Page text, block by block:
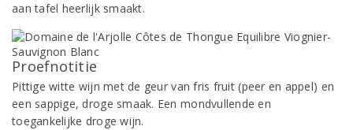
aan tafel heerlijk smaakt.
Proefnotitie
Pittige witte wijn met de geur van fris fruit (peer en appel) en
een sappige, droge smaak. Een mondvullende en
toegankelijke droge wijn.